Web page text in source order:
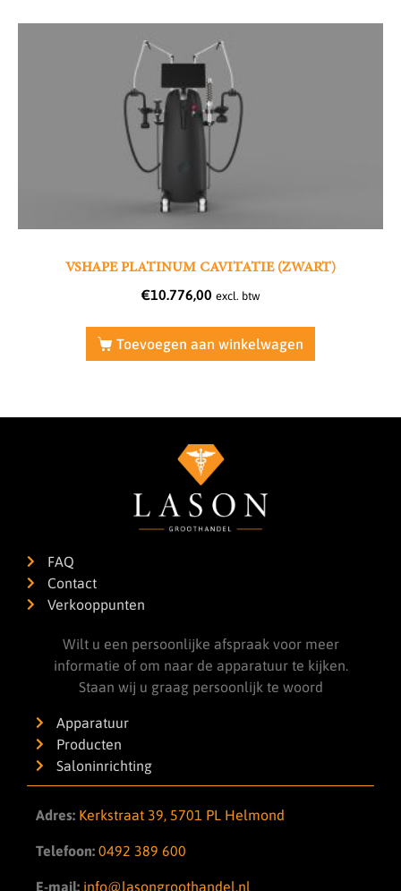
VSHAPE PLATINUM CAVITATIE (ZWART)
€10.776,00 excl. btw
Toevoegen aan winkelwagen
FAQ
Contact
Verkooppunten
Wilt u een persoonlijke afspraak voor meer
informatie of om naar de apparatuur te kijken.
Staan wij u graag persoonlijk te woord
Apparatuur
Producten
Saloninrichting
Adres: Kerkstraat 39, 5701 PL Helmond
Telefoon: 0492 389 600
E-mail: info@lasongroothandel.nl